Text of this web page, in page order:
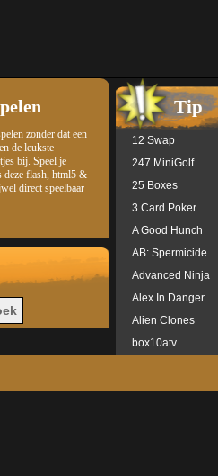
zonder dat een
de leukste
bij. Speel je
deze flash, html5 &
direct speelbaar
Tip
12 Swap
247 MiniGolf
25 Boxes
3 Card Poker
A Good Hunch
AB: Spermicide
Advanced Ninja
Alex In Danger
Alien Clones
box10atv